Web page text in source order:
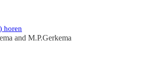
horen
and M.P.Gerkema